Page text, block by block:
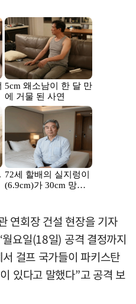
연회장 건설 현장을 기자
요일(18일) 공격 결정까지
걸프 국가들이 파키스탄
있다고 말했다”고 공격 보